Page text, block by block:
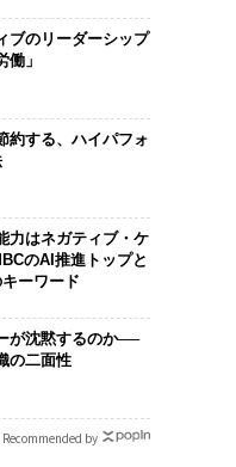
ブのリーダーシップ
」
約する、ハイパフォ
力はネガティブ・ケ
のAI推進トップと
ーワード
が沈黙するのか──
の二面性
Recommended by